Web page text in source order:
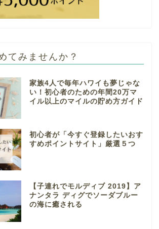
てみませんか？
家族4人で毎年ハワイも夢じゃな
い！初心者のための年間20万マ
イル以上のマイルの貯め方ガイド
初心者が「今すぐ登録したいおす
すめポイントサイト」厳選５つ
【子連れでモルディブ 2019】ア
ナンタラ ディグでソーダブルー
の海に癒される